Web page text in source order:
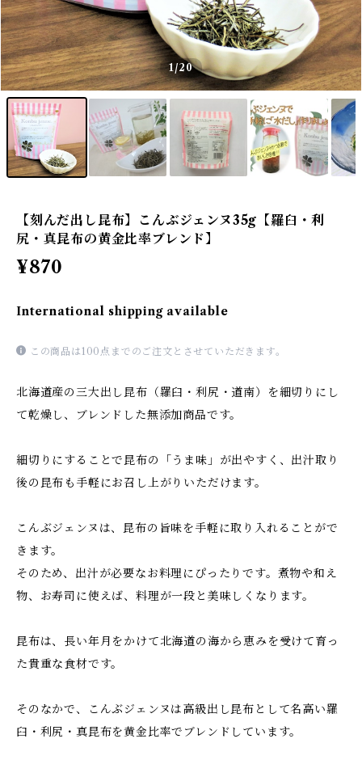
1/20
【刻んだ出し昆布】こんぶジェンヌ35g【羅臼・利
尻・真昆布の黄金比率ブレンド】
¥870
International shipping available
この商品は100点までのご注文とさせていただきます。
北海道産の三大出し昆布（羅臼・利尻・道南）を細切りにし
て乾燥し、ブレンドした無添加商品です。
細切りにすることで昆布の「うま味」が出やすく、出汁取り
後の昆布も手軽にお召し上がりいただけます。
こんぶジェンヌは、昆布の旨味を手軽に取り入れることがで
きます。
そのため、出汁が必要なお料理にぴったりです。煮物や和え
物、お寿司に使えば、料理が一段と美味しくなります。
昆布は、長い年月をかけて北海道の海から恵みを受けて育っ
た貴重な食材です。
そのなかで、こんぶジェンヌは高級出し昆布として名高い羅
臼・利尻・真昆布を黄金比率でブレンドしています。